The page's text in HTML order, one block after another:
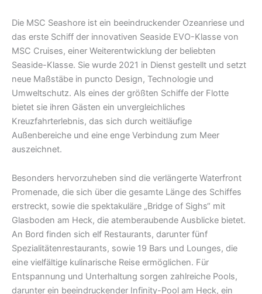
Die MSC Seashore ist ein beeindruckender Ozeanriese und
das erste Schiff der innovativen Seaside EVO-Klasse von
MSC Cruises, einer Weiterentwicklung der beliebten
Seaside-Klasse. Sie wurde 2021 in Dienst gestellt und setzt
neue Maßstäbe in puncto Design, Technologie und
Umweltschutz. Als eines der größten Schiffe der Flotte
bietet sie ihren Gästen ein unvergleichliches
Kreuzfahrterlebnis, das sich durch weitläufige
Außenbereiche und eine enge Verbindung zum Meer
auszeichnet.
Besonders hervorzuheben sind die verlängerte Waterfront
Promenade, die sich über die gesamte Länge des Schiffes
erstreckt, sowie die spektakuläre „Bridge of Sighs“ mit
Glasboden am Heck, die atemberaubende Ausblicke bietet.
An Bord finden sich elf Restaurants, darunter fünf
Spezialitätenrestaurants, sowie 19 Bars und Lounges, die
eine vielfältige kulinarische Reise ermöglichen. Für
Entspannung und Unterhaltung sorgen zahlreiche Pools,
darunter ein beeindruckender Infinity-Pool am Heck, ein